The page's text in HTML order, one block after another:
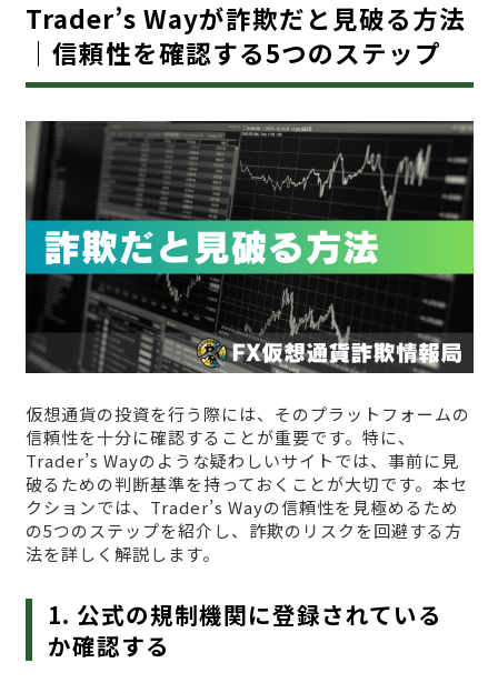
Trader’s Wayが詐欺だと見破る方法
｜信頼性を確認する5つのステップ
仮想通貨の投資を行う際には、そのプラットフォームの
信頼性を十分に確認することが重要です。特に、
Trader’s Wayのような疑わしいサイトでは、事前に見
破るための判断基準を持っておくことが大切です。本セ
クションでは、Trader’s Wayの信頼性を見極めるため
の5つのステップを紹介し、詐欺のリスクを回避する方
法を詳しく解説します。
1. 公式の規制機関に登録されている
か確認する